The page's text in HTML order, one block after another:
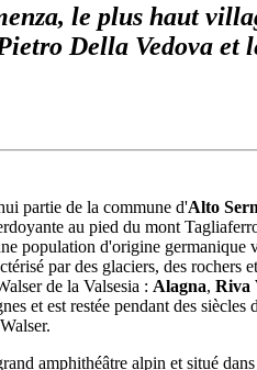
le plus haut
Della Vedova et
partie de la commune d'Alto
au pied du mont
population d'origine
par des glaciers, des
de la Valsesia : Alagna, Riva
et est restée pendant des
amphithéâtre alpin et situé